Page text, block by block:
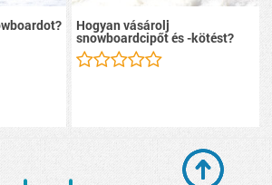
Hogyan vásárolj
snowboardcipőt és -kötést?